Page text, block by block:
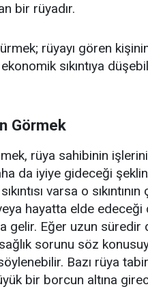
bir rüyadır.
rüyayı gören
sıkıntıya
Görmek
rüya sahibinin
da iyiye gideceği
varsa o sıkıntının
hayatta elde edeceği
gelir. Eğer uzun
sorunu söz
Bazı rüya
bir borcun altına